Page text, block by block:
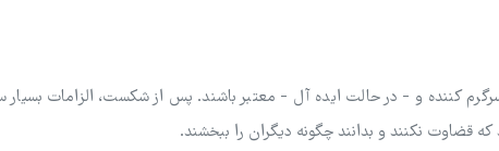
کننده و - در حالت ایده آل - معتبر باشند. پس از شکست، الزامات
قضاوت نکنند و بدانند چگونه دیگران را ببخشند.